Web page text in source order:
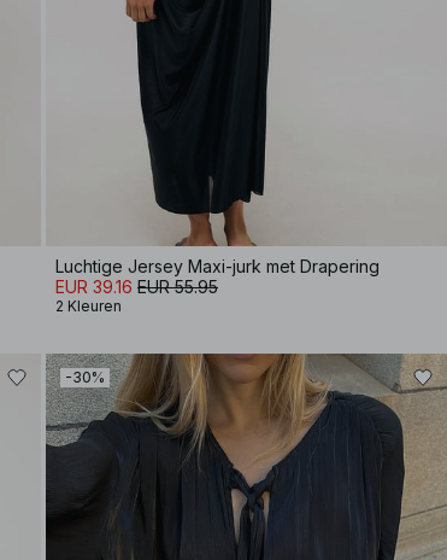
Luchtige Jersey Maxi-jurk met Drapering
EUR 39.16 EUR 55.95
2 Kleuren
-30%